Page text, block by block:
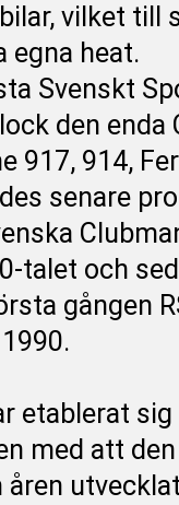
vilket till
egna heat.
Svenskt
den enda
917, 914,
senare
talet och
gången
etablerat
med att
åren